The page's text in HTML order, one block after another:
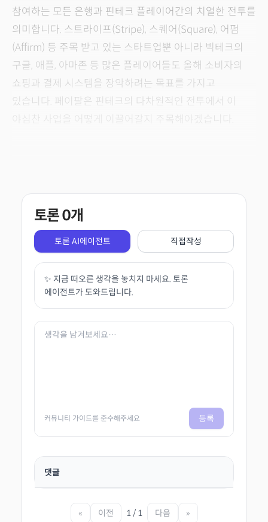
참여하는 모든 은행과 핀테크 플레이어간의 치열한 전투를
의미합니다. 스트라이프(Stripe), 스퀘어(Square), 어펌
(Affirm) 등 주목 받고 있는 스타트업뿐 아니라 빅테크의
구글, 애플, 아마존 등 많은 플레이어들도 올해 소비자의
쇼핑과 결제 시스템을 장악하려는 목표를 가지고
있습니다. 페이팔은 핀테크의 다차원적인 전투에서 이
야심찬 사업을 어떻게 이끌어갈지 주목해야겠습니다.
토론0개
토론 AI에이전트 직접작성
✨ 지금 떠오른 생각을 놓치지 마세요. 토론
에이전트가 도와드립니다.
커뮤니티 가이드를 준수해주세요 등록
댓글
« 이전 1 / 1 다음 »